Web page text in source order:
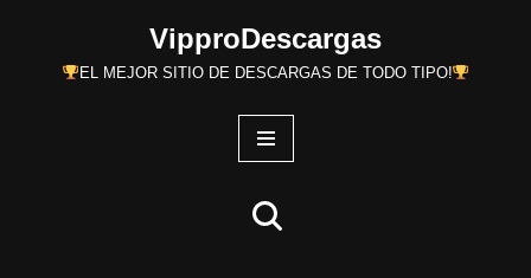
VipproDescargas
EL MEJOR SITIO DE DESCARGAS DE TODO TIPO!